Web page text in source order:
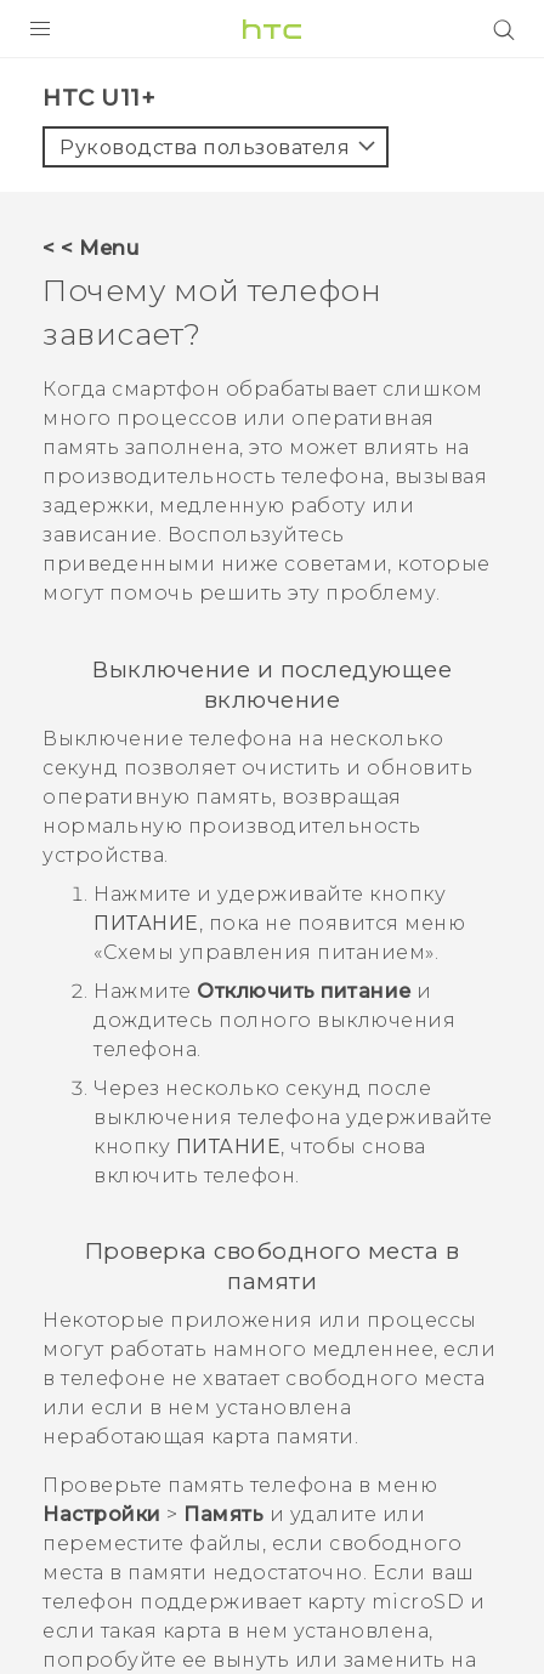
5G
VIVERSE
ПОДДЕРЖКА
HTC U11+‎
Руководства пользователя
< < Menu
Почему мой телефон
зависает?
Когда смартфон обрабатывает слишком
много процессов или оперативная
память заполнена, это может влиять на
производительность телефона, вызывая
задержки, медленную работу или
зависание. Воспользуйтесь
приведенными ниже советами, которые
могут помочь решить эту проблему.
Выключение и последующее
включение
Выключение телефона на несколько
секунд позволяет очистить и обновить
оперативную память, возвращая
нормальную производительность
устройства.
Нажмите и удерживайте кнопку
ПИТАНИЕ, пока не появится меню
«Схемы управления питанием».
Нажмите Отключить питаниеи
дождитесь полного выключения
телефона.
Через несколько секунд после
выключения телефона удерживайте
кнопку ПИТАНИЕ, чтобы снова
включить телефон.
Проверка свободного места в
памяти
Некоторые приложения или процессы
могут работать намного медленнее, если
в телефоне не хватает свободного места
или если в нем установлена
неработающая карта памяти.
Проверьте память телефона в меню
Настройки > Память и удалите или
переместите файлы, если свободного
места в памяти недостаточно. Если ваш
телефон поддерживает карту microSD и
если такая карта в нем установлена,
попробуйте ее вынуть или заменить на